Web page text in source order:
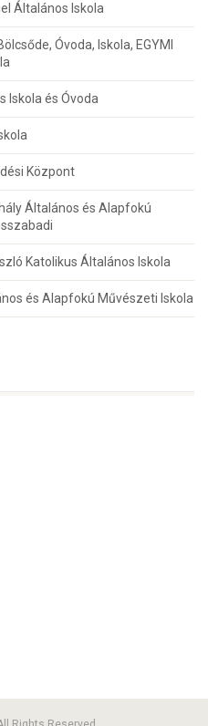
Általános Iskola
Óvoda, Iskola, EGYMI
Iskola és Óvoda
Központ
Általános és Alapfokú
Katolikus Általános Iskola
és Alapfokú Művészeti Iskola